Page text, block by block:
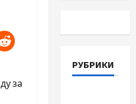
за
РУБРИКИ